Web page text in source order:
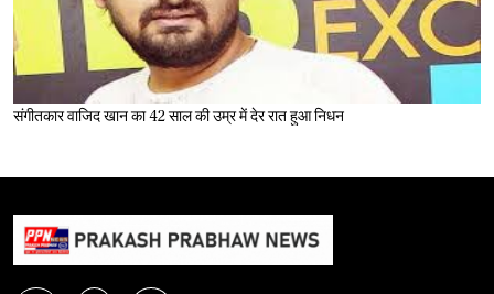
संगीतकार वाजिद खान का 42 साल की उम्र में देर रात हुआ निधन